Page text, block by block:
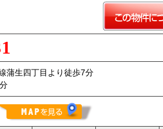
蒲生四丁目より徒歩7分